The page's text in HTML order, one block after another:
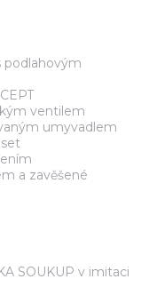
podlahovým
ventilem
umyvadlem
a zavěšené
SOUKUP v imitaci